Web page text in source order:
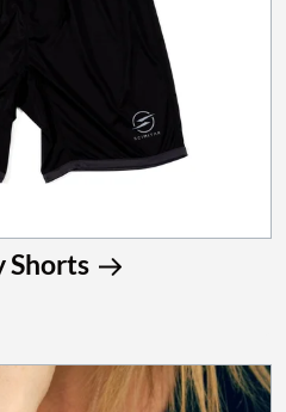
Shorts